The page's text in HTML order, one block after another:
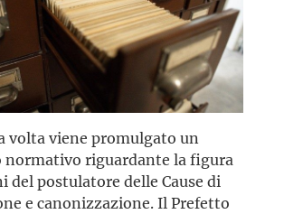
volta viene promulgato un
normativo riguardante la figura
del postulatore delle Cause di
e canonizzazione. Il Prefetto